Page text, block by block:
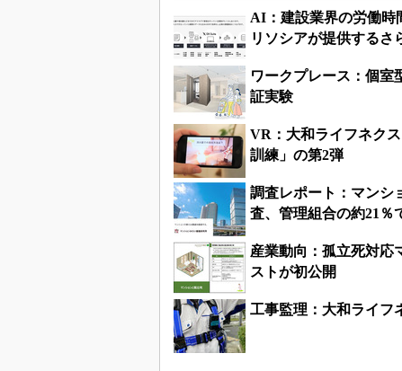
AI：建設業界の労働
リソシアが提供するさ
ワークプレース：個室
証実験
VR：大和ライフネク
訓練」の第2弾
調査レポート：マンシ
査、管理組合の約21％
産業動向：孤立死対応
ストが初公開
工事監理：大和ライフ